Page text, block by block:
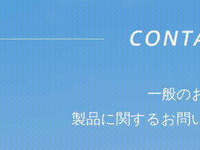
一般の
製品に関するお問